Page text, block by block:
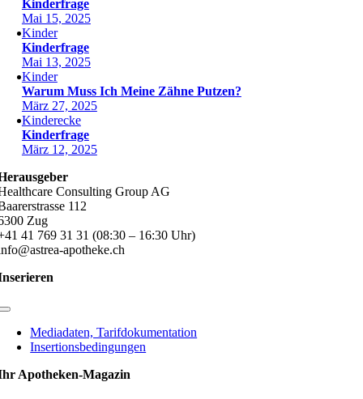
Kinderfrage
Mai 15, 2025
Kinder
Kinderfrage
Mai 13, 2025
Kinder
Warum Muss Ich Meine Zähne Putzen?
März 27, 2025
Kinderecke
Kinderfrage
März 12, 2025
Consulting Group AG
112
Zug
41 769 31 31 (08:30 – 16:30 Uhr)
apotheke.ch
Toggle
NavigationMediadaten, Tarifdokumentation
Insertionsbedingungen
Apotheken-Magazin